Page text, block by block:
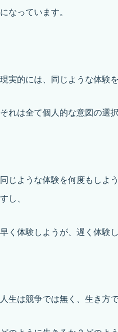
になっています。
現実的には、同じような体験
それは全て個人的な意図の選
同じような体験を何度もしよ
すし、
早く体験しようが、遅く体験
人生は競争では無く、生き方で